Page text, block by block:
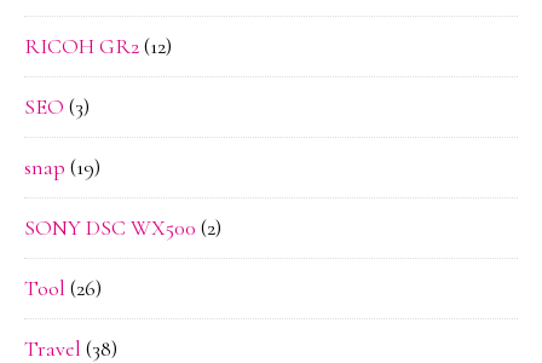
RICOH GR2(12)
SEO (3)
snap (19)
SONY DSC WX500 (2)
Tool (26)
Travel (38)